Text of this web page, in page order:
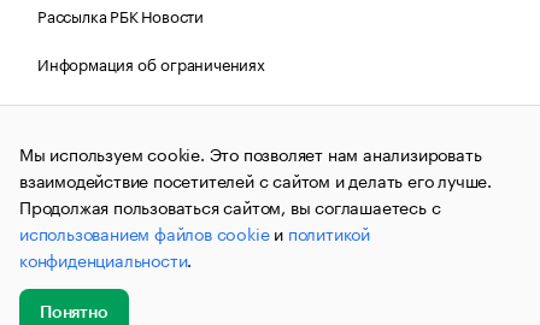
Рассылка РБК Новости
Информация об ограничениях
Правовая информация
О соблюдении авторских прав
© АО «РОСБИЗНЕСКОНСАЛТИНГ»,1995–2026.Сообщения
и материалы информационного агентства «РБК»
(зарегистрировано Федеральной службой по надзору в сфере
связи, информационных технологий и массовых
коммуникаций (Роскомнадзор) 09.12.2015 за номером ИА
№ФС77-63848) сопровождаются пометкой «РБК». Отдельные
публикации могут содержать информацию,
не предназначенную для пользователей
до 18 лет.
Мы используем cookie. Это позволяет нам анализировать
взаимодействие посетителей с сайтом и делать его лучше.
Продолжая пользоваться сайтом, вы соглашаетесь с
использованием файлов cookieи политикой
конфиденциальности.
Понятно